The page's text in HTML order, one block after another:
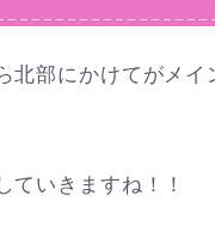
部にかけてがメイ
ていきますね！！